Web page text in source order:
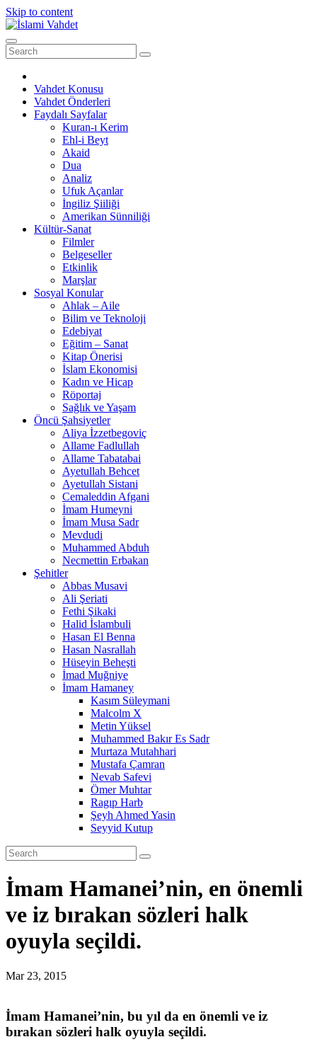
Skip to content
Vahdet Konusu
Vahdet Önderleri
Faydalı Sayfalar
Kuran-ı Kerim
Ehl-i Beyt
Akaid
Dua
Analiz
Ufuk Açanlar
İngiliz Şiiliği
Amerikan Sünniliği
Kültür-Sanat
Filmler
Belgeseller
Etkinlik
Marşlar
Sosyal Konular
Ahlak – Aile
Bilim ve Teknoloji
Edebiyat
Eğitim – Sanat
Kitap Önerisi
İslam Ekonomisi
Kadın ve Hicap
Röportaj
Sağlık ve Yaşam
Öncü Şahsiyetler
Aliya İzzetbegoviç
Allame Fadlullah
Allame Tabatabai
Ayetullah Behcet
Ayetullah Sistani
Cemaleddin Afgani
İmam Humeyni
İmam Musa Sadr
Mevdudi
Muhammed Abduh
Necmettin Erbakan
Şehitler
Abbas Musavi
Ali Şeriati
Fethi Şikaki
Halid İslambuli
Hasan El Benna
Hasan Nasrallah
Hüseyin Beheşti
İmad Muğniye
İmam Hamaney
Kasım Süleymani
Malcolm X
Metin Yüksel
Muhammed Bakır Es Sadr
Murtaza Mutahhari
Mustafa Çamran
Nevab Safevi
Ömer Muhtar
Ragıp Harb
Şeyh Ahmed Yasin
Seyyid Kutup
İmam Hamanei’nin, en önemli
ve iz bırakan sözleri halk
oyuyla seçildi.
Mar 23, 2015
İmam Hamanei’nin, bu yıl da en önemli ve iz
bırakan sözleri halk oyuyla seçildi.